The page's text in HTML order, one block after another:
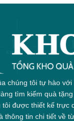
chúng tôi tự hào với
tìm kiếm quà
tôi được thiết kế trực
thông tin chi tiết về